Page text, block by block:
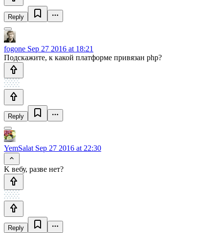
Reply
fogone Sep 27 2016 at 18:21
Подскажите, к какой платформе привязан php?
Reply
YemSalat Sep 27 2016 at 22:30
K вебу, разве нет?
Reply